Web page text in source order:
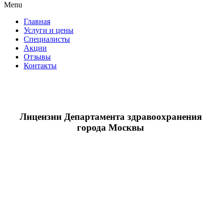
Menu
Главная
Услуги и цены
Специалисты
Акции
Отзывы
Контакты
Лицензии Департамента здравоохранения
города Москвы